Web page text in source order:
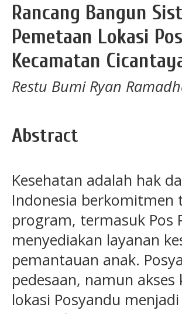
Rancang Bangun
Pemetaan Lokasi
Kecamatan
Restu Bumi Ryan
Abstract
Kesehatan adalah hak
Indonesia berkomitmen
program, termasuk Pos
menyediakan layanan
pemantauan anak.
pedesaan, namun
lokasi Posyandu